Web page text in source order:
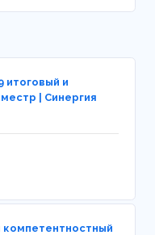
итоговый и
| Синергия
компетентностный